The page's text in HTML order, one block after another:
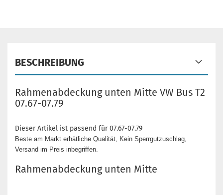
BESCHREIBUNG
Rahmenabdeckung unten Mitte VW Bus T2
07.67-07.79
Dieser Artikel ist passend für 07.67-07.79
Beste am Markt erhätliche Qualität, Kein Sperrgutzuschlag,
Versand im Preis inbegriffen.
Rahmenabdeckung unten Mitte